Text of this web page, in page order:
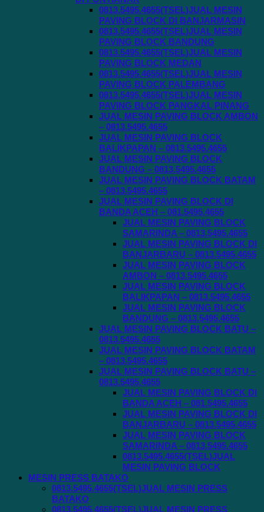
0813.5495.4655(TSEL)JUAL MESIN
PAVING BLOCK DI BANJARMASIN
0813.5495.4655(TSEL)JUAL MESIN
PAVING BLOCK BANDUNG
0813.5495.4655(TSEL)JUAL MESIN
PAVING BLOCK MEDAN
0813.5495.4655(TSEL)JUAL MESIN
PAVING BLOCK PALEMBANG
0813.5495.4655(TSEL)JUAL MESIN
PAVING BLOCK PANGKAL PINANG
JUAL MESIN PAVING BLOCK AMBON
– 0813.5495.4655
JUAL MESIN PAVING BLOCK
BALIKPAPAN – 0813.5495.4655
JUAL MESIN PAVING BLOCK
BANDUNG – 0813.5495.4655
JUAL MESIN PAVING BLOCK BATAM
– 0813.5495.4655
JUAL MESIN PAVING BLOCK DI
BANDA ACEH – 081.5495.4655
JUAL MESIN PAVING BLOCK
SAMARINDA – 0813.5495.4655
JUAL MESIN PAVING BLOCK DI
BANJARBARU – 0813.5495.4655
JUAL MESIN PAVING BLOCK
AMBON – 0813.5495.4655
JUAL MESIN PAVING BLOCK
BALIKPAPAN – 0813.5495.4655
JUAL MESIN PAVING BLOCK
BANDUNG – 0813.5495.4655
JUAL MESIN PAVING BLOCK BATU –
0813.5495.4655
JUAL MESIN PAVING BLOCK BATAM
– 0813.5495.4655
JUAL MESIN PAVING BLOCK BATU –
0813.5495.4655
JUAL MESIN PAVING BLOCK DI
BANDA ACEH – 081.5495.4655
JUAL MESIN PAVING BLOCK DI
BANJARBARU – 0813.5495.4655
JUAL MESIN PAVING BLOCK
SAMARINDA – 0813.5495.4655
0813.5495.4655(TSEL)JUAL
MESIN PAVING BLOCK
MESIN PRESS BATAKO
0813.5495.4655(TSEL)JUAL MESIN PRESS
BATAKO
0813.5495.4655(TSEL)JUAL MESIN PRESS